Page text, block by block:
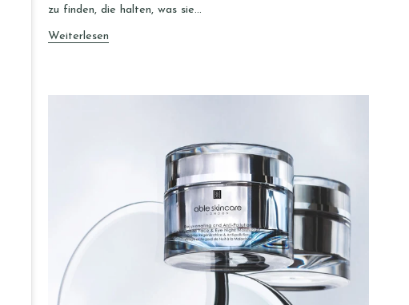
zu finden, die halten, was sie...
Weiterlesen